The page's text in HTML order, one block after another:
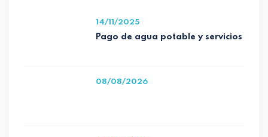
14/11/2025
Pago de agua potable y servicios
08/08/2026